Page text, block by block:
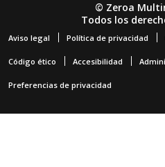
© Zeroa
Todos los
Aviso legal Política de privacidad
Código ético Accesibilidad
Preferencias de privacidad